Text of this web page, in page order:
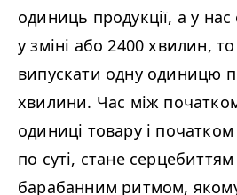
одиниць продукції, а у нас
у зміні або 2400 хвилин,
випускати одну одиницю
хвилини. Час між
одиниці товару і початком
по суті, стане
барабанним ритмом,